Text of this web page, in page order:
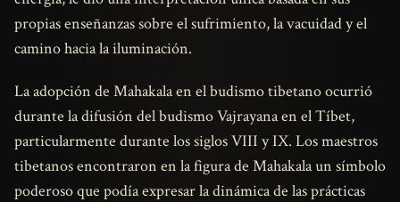
propias enseñanzas sobre el sufrimiento, la vacuidad y el
camino hacia la iluminación.
La adopción de Mahakala en el budismo tibetano ocurrió
durante la difusión del budismo Vajrayana en el Tíbet,
particularmente durante los siglos VIII y IX. Los maestros
tibetanos encontraron en la figura de Mahakala un símbolo
poderoso que podía expresar la dinámica de las prácticas